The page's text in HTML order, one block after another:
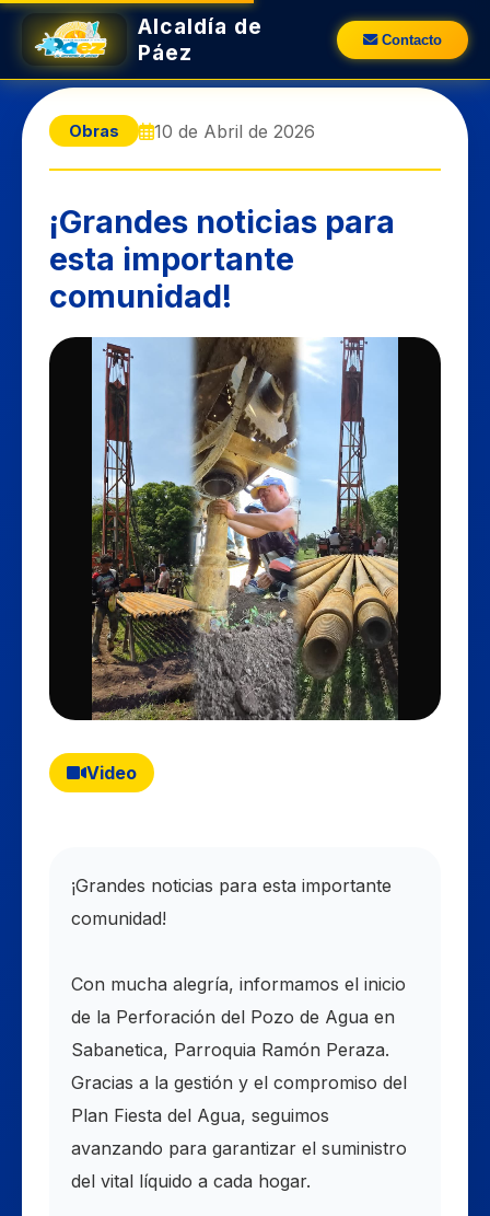
Alcaldía de
Páez
Contacto
Obras 10 de Abril de 2026
​¡Grandes noticias para
esta importante
comunidad!
Video
​¡Grandes noticias para esta importante
comunidad!
​Con mucha alegría, informamos el inicio
de la Perforación del Pozo de Agua en
Sabanetica, Parroquia Ramón Peraza.
Gracias a la gestión y el compromiso del
Plan Fiesta del Agua, seguimos
avanzando para garantizar el suministro
del vital líquido a cada hogar.